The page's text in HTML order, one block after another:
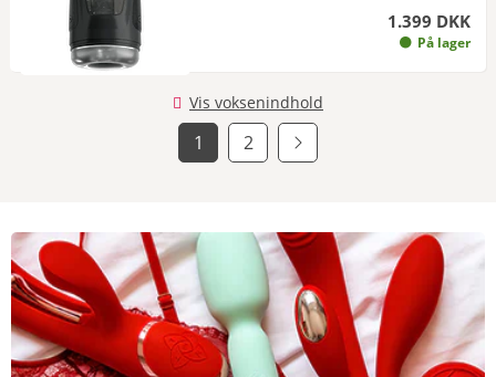
1.399 DKK
På lager
Vis voksenindhold
1 2 Næste